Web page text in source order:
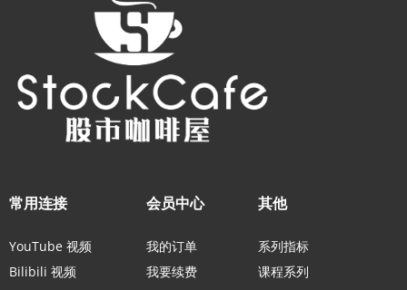
常用连接
YouTube 视频
Bilibili 视频
会员中心
我的订单
我要续费
其他
系列指标
课程系列